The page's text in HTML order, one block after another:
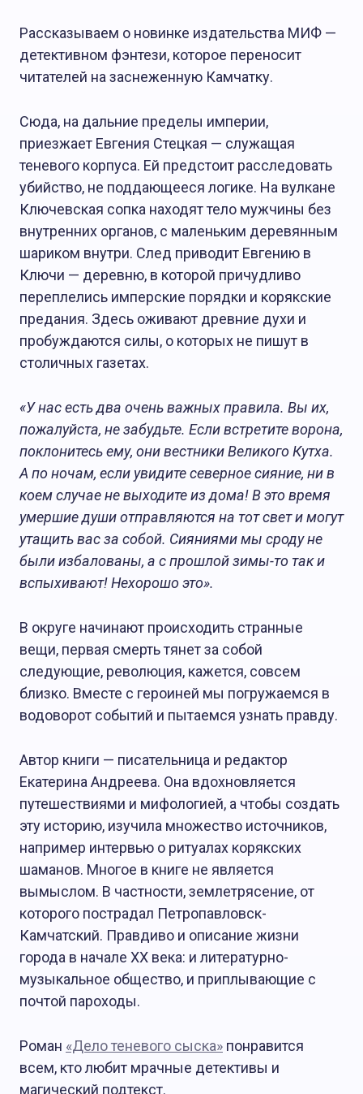
Рассказываем о новинке издательства МИФ —
детективном фэнтези, которое переносит
читателей на заснеженную Камчатку.
Сюда, на дальние пределы империи,
приезжает Евгения Стецкая — служащая
теневого корпуса. Ей предстоит расследовать
убийство, не поддающееся логике. На вулкане
Ключевская сопка находят тело мужчины без
внутренних органов, с маленьким деревянным
шариком внутри. След приводит Евгению в
Ключи — деревню, в которой причудливо
переплелись имперские порядки и корякские
предания. Здесь оживают древние духи и
пробуждаются силы, о которых не пишут в
столичных газетах.
«У нас есть два очень важных правила. Вы их,
пожалуйста, не забудьте. Если встретите ворона,
поклонитесь ему, они вестники Великого Кутха.
А по ночам, если увидите северное сияние, ни в
коем случае не выходите из дома! В это время
умершие души отправляются на тот свет и могут
утащить вас за собой. Сияниями мы сроду не
были избалованы, а с прошлой зимы-то так и
вспыхивают! Нехорошо это».
В округе начинают происходить странные
вещи, первая смерть тянет за собой
следующие, революция, кажется, совсем
близко. Вместе с героиней мы погружаемся в
водоворот событий и пытаемся узнать правду.
Автор книги — писательница и редактор
Екатерина Андреева. Она вдохновляется
путешествиями и мифологией, а чтобы создать
эту историю, изучила множество источников,
например интервью о ритуалах корякских
шаманов. Многое в книге не является
вымыслом. В частности, землетрясение, от
которого пострадал Петропавловск-
Камчатский. Правдиво и описание жизни
города в начале XX века: и литературно-
музыкальное общество, и приплывающие с
почтой пароходы.
Роман «Дело теневого сыска» понравится
всем, кто любит мрачные детективы и
магический подтекст.